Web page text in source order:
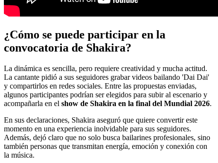
¿Cómo se puede participar en la
convocatoria de Shakira?
La dinámica es sencilla, pero requiere creatividad y mucha actitud.
La cantante pidió a sus seguidores grabar videos bailando 'Dai Dai'
y compartirlos en redes sociales. Entre las propuestas enviadas,
algunos participantes podrían ser elegidos para subir al escenario y
acompañarla en el show de Shakira en la final del Mundial 2026.
En sus declaraciones, Shakira aseguró que quiere convertir este
momento en una experiencia inolvidable para sus seguidores.
Además, dejó claro que no solo busca bailarines profesionales, sino
también personas que transmitan energía, emoción y conexión con
la música.